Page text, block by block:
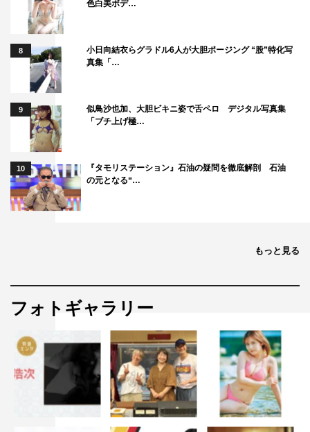
このほか、大山加奈、木村多江、高橋ユウ、土屋アンナ、
丸山桂里奈、長谷川忍（シソンヌ）を迎えた「産後うつ」
ブロック、野田聖子議員、辻元清美議員、蓮舫議員、伊藤
孝恵議員、中村海人（Travis Japan）を迎えた「女性政治
家のリアル」ブロックも送る。
番組情報
『上田と女がDEEPに吠える夜 2時間SP』
日本テレビ系
2026年6月1日（月）午後9時～10時54分
メンバー：大久保佳代子、いとうあさこ、若槻千夏、ファ
「ルッキズム」
市井紗耶香、犬山紙子、大村美菜子、齊藤京子、バービ
ー、ホラン千秋、LiLiCo／溝端淳平
「産後うつ」
大山加奈、木村好珠、木村多江、高橋ユウ、土屋アンナ、
色白美ボデ…
8
小日向結衣らグラドル6人が大胆ポージング “股”特化写
真集「…
9
似鳥沙也加、大胆ビキニ姿で舌ペロ デジタル写真集
「ブチ上げ極…
10
『タモリステーション』石油の疑問を徹底解剖 石油
の元となる“…
もっと見る
フォトギャラリー